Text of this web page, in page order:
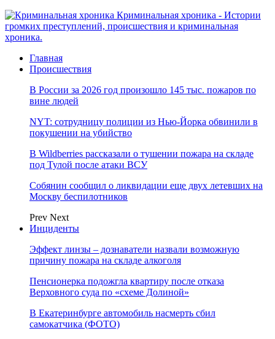
Криминальная хроника - Истории
громких преступлений, происшествия и криминальная
хроника.
Главная
Происшествия
В России за 2026 год произошло 145 тыс. пожаров по
вине людей
NYT: сотрудницу полиции из Нью-Йорка обвинили в
покушении на убийство
В Wildberries рассказали о тушении пожара на складе
под Тулой после атаки ВСУ
Собянин сообщил о ликвидации еще двух летевших на
Москву беспилотников
Prev Next
Инциденты
Эффект линзы – дознаватели назвали возможную
причину пожара на складе алкоголя
Пенсионерка подожгла квартиру после отказа
Верховного суда по «схеме Долиной»
В Екатеринбурге автомобиль насмерть сбил
самокатчика (ФОТО)